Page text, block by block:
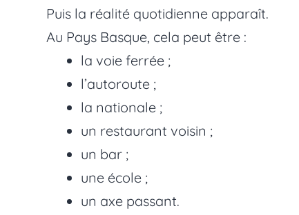
Puis la réalité quotidienne apparaît.
Au Pays Basque, cela peut être :
la voie ferrée ;
l’autoroute ;
la nationale ;
un restaurant voisin ;
un bar ;
une école ;
un axe passant.